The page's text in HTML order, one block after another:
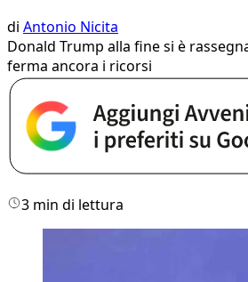
di Antonio Nicita
Donald Trump alla fine si è
ferma ancora i ricorsi
3 min di lettura